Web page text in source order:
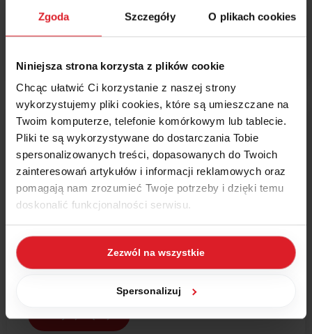
Zgoda Szczegóły O plikach cookies
Niniejsza strona korzysta z plików cookie
Chcąc ułatwić Ci korzystanie z naszej strony
wykorzystujemy pliki cookies, które są umieszczane na
Twoim komputerze, telefonie komórkowym lub tablecie.
Pliki te są wykorzystywane do dostarczania Tobie
spersonalizowanych treści, dopasowanych do Twoich
zainteresowań artykułów i informacji reklamowych oraz
pomagają nam zrozumieć Twoje potrzeby i dzięki temu
doskonalić funkcjonalności serwisu.
Część z plików jest niezbędna do prawidłowego działania
serwisu i jego funkcjonalności. Jeżeli nie wyrażasz
zgody na zapisywanie plików cookies, możesz łatwo
zarządzać swoimi uprawnieniami, np. we własnej
Zarządzaj cookies. Szczegółowe informacje na ten temat
Zezwól na wszystkie
Spersonalizuj
i uniknąć kosztownych pomyłek.
WAPRO ERP
20 lipca 2026
Nowy pracownik w 10 minut – jak
szybko nadać dostęp do Wapro?
dostęp w Wapro Mag, Fakir i Gang, wykorzystując
grupy użytkowników, role i uprawnienia – krok po